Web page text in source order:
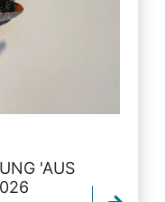
'AUS